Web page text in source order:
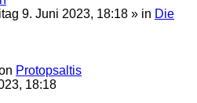
9. Juni 2023, 18:18 » in Die
Protopsaltis
18:18